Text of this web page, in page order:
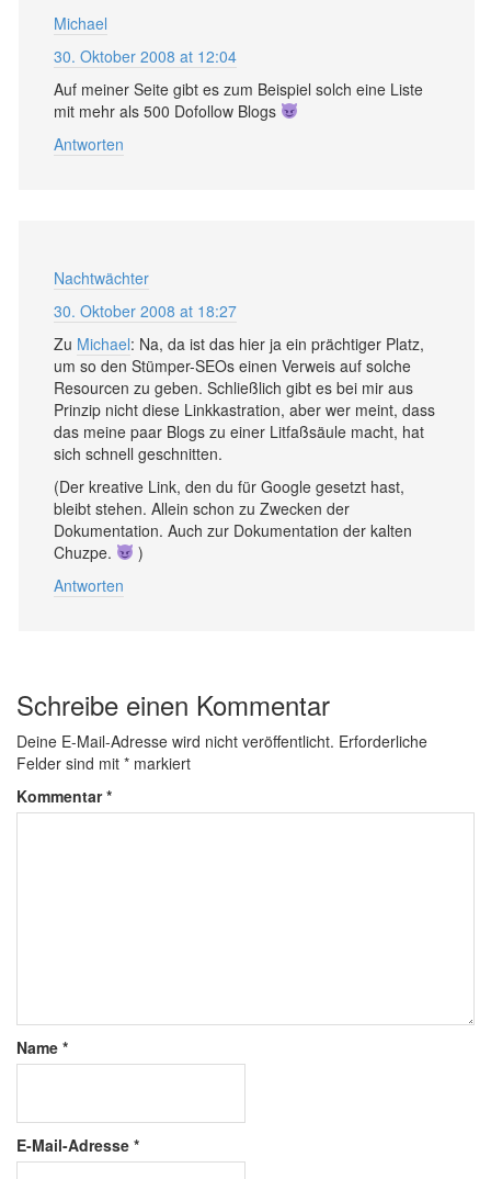
Michael
30. Oktober 2008 at 12:04
Auf meiner Seite gibt es zum Beispiel solch eine Liste
mit mehr als 500 Dofollow Blogs
Antworten
Nachtwächter
30. Oktober 2008 at 18:27
Zu Michael: Na, da ist das hier ja ein prächtiger Platz,
um so den Stümper-SEOs einen Verweis auf solche
Resourcen zu geben. Schließlich gibt es bei mir aus
Prinzip nicht diese Linkkastration, aber wer meint, dass
das meine paar Blogs zu einer Litfaßsäule macht, hat
sich schnell geschnitten.
(Der kreative Link, den du für Google gesetzt hast,
bleibt stehen. Allein schon zu Zwecken der
Dokumentation. Auch zur Dokumentation der kalten
Chuzpe.
)
Antworten
Schreibe einen Kommentar
Deine E-Mail-Adresse wird nicht veröffentlicht. Erforderliche
Felder sind mit * markiert
Kommentar*
Name *
E-Mail-Adresse *